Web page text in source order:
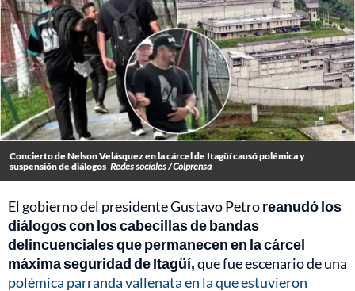
Concierto de Nelson Velásquez en la cárcel de Itagüí causó polémica y
suspensión de diálogos Redes sociales / Colprensa
El gobierno del presidente Gustavo Petroreanudó los
diálogos con los cabecillas de bandas
delincuenciales que permanecen en la cárcel
máxima seguridad de Itagüí,que fue escenario de una
polémica parranda vallenata en la que estuvieron